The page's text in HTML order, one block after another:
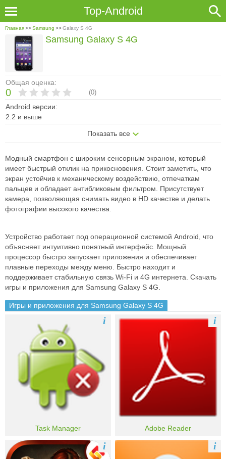
Top-Android
Главная>>Samsung >>Galaxy S 4G
Общая оценка:
0 (0)
Android версии:
2.2 и выше
Показать все
Samsung Galaxy S 4G
Модный смартфон с широким сенсорным экраном, который
имеет быстрый отклик на прикосновения. Стоит заметить, что
экран устойчив к механическому воздействию, отпечаткам
пальцев и обладает антибликовым фильтром. Присутствует
камера, позволяющая снимать видео в HD качестве и делать
фотографии высокого качества.
Устройство работает под операционной системой Android, что
объясняет интуитивно понятный интерфейс. Мощный
процессор быстро запускает приложения и обеспечивает
плавные переходы между меню. Быстро находит и
поддерживает стабильную связь Wi-Fi и 4G интернета. Скачать
игры и приложения для Samsung Galaxy S 4G.
Игры и приложения для Samsung Galaxy S 4G
Task Manager
i
Adobe Reader
i
i i